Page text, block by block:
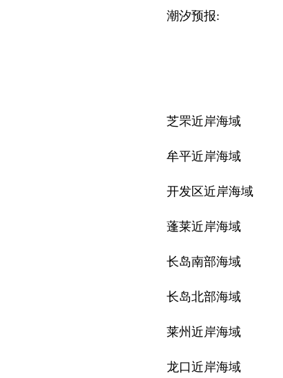
潮汐预报:
芝罘近岸海域
牟平近岸海域
开发区近岸海域
蓬莱近岸海域
长岛南部海域
长岛北部海域
莱州近岸海域
龙口近岸海域